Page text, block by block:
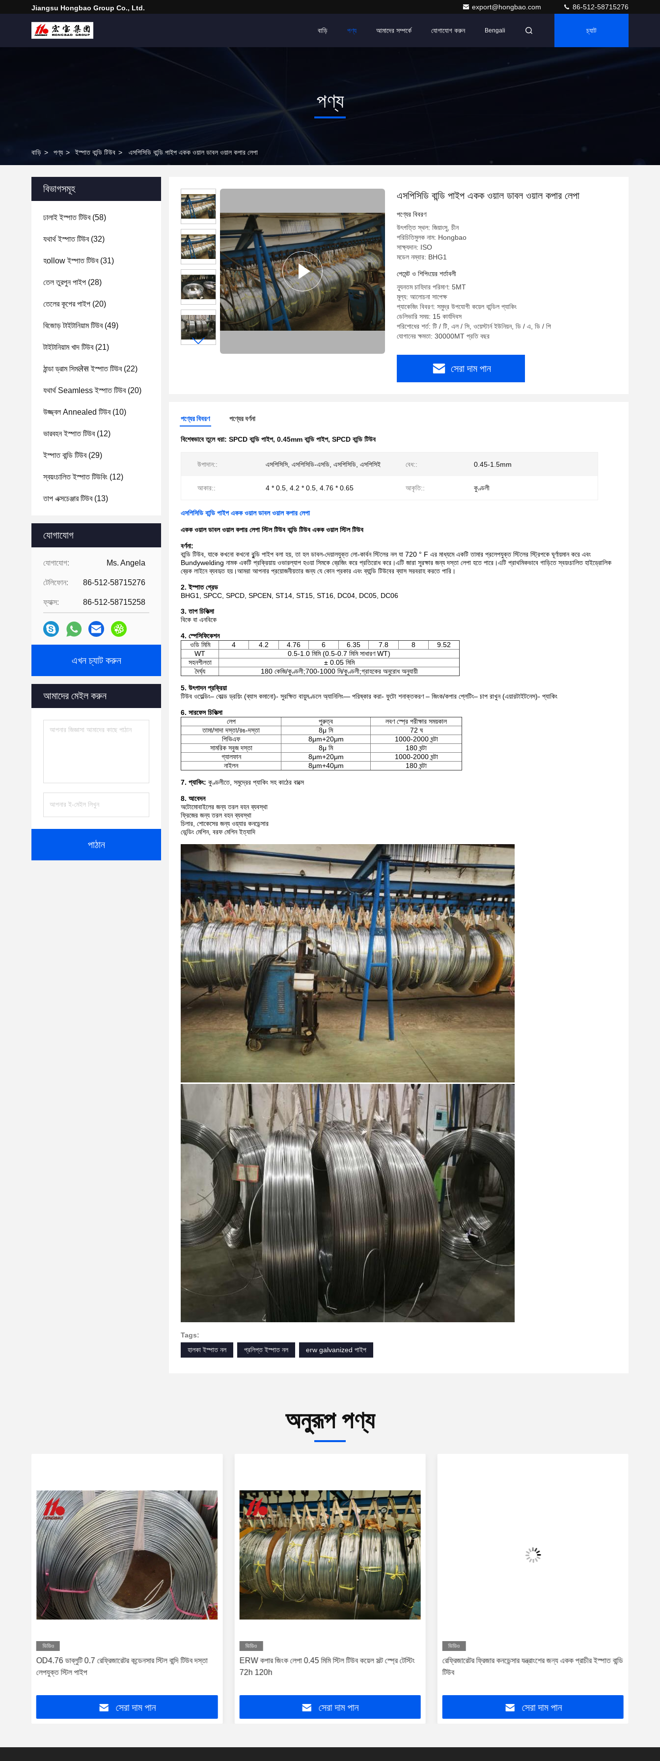
Jiangsu Hongbao Group Co., Ltd. export@hongbao.com 86-512-58715276
বাড়ি পণ্য আমাদের সম্পর্কে যোগাযোগ করুন Bengali চ্যাট
পণ্য
বাড়ি > পণ্য > ইস্পাত বান্ডি টিউব > এসপিসিডি বান্ডি পাইপ একক ওয়াল ডাবল ওয়াল কপার লেপা
বিভাগসমূহ
ঢালাই ইস্পাত টিউব(58)
যথার্থ ইস্পাত টিউব(32)
হollow ইস্পাত টিউব(31)
তেল তুরপুন পাইপ (28)
তেলের কূপের পাইপ (20)
বিজোড় টাইটানিয়াম টিউব(49)
টাইটানিয়াম খাদ টিউব(21)
ঠান্ডা ড্রাম সিমलेस ইস্পাত টিউব(22)
যথার্থ Seamless ইস্পাত টিউব(20)
উজ্জ্বল Annealed টিউব(10)
ভারবহন ইস্পাত টিউব(12)
ইস্পাত বান্ডি টিউব(29)
স্বয়ংচালিত ইস্পাত টিউবিং (12)
তাপ এক্সচেঞ্জার টিউব(13)
যোগাযোগ
যোগাযোগ: Ms. Angela
টেলিফোন: 86-512-58715276
ফ্যাক্স: 86-512-58715258
এখন চ্যাট করুন
আমাদের মেইল করুন
পাঠান
এসপিসিডি বান্ডি পাইপ একক ওয়াল ডাবল ওয়াল কপার লেপা
পণ্যের বিবরণ
উৎপত্তি স্থল: জিয়াংসু, চীন
পরিচিতিমুলক নাম: Hongbao
সাক্ষ্যদান: ISO
মডেল নম্বার: BHG1
পেমেন্ট ও শিপিংয়ের শর্তাবলী
ন্যূনতম চাহিদার পরিমাণ: 5MT
মূল্য: আলোচনা সাপেক্ষ
প্যাকেজিং বিবরণ: সমুদ্র উপযোগী কয়েল বান্ডিল প্যাকিং
ডেলিভারি সময়: 15 কার্যদিবস
পরিশোধের শর্ত: টি / টি, এল / সি, ওয়েস্টার্ন ইউনিয়ন, ডি / এ, ডি / পি
যোগানের ক্ষমতা: 30000MT প্রতি বছর
সেরা দাম পান
পণ্যের বিবরণ পণ্যের বর্ণনা
বিশেষভাবে তুলে ধরা: SPCD বান্ডি পাইপ, 0.45mm বান্ডি পাইপ, SPCD বান্ডি টিউব
উপাদান:: এসপিসিসি, এসপিসিডি-এসডি, এসপিসিডি, এসপিসিই বেধ:: 0.45-1.5mm
আকার:: 4 * 0.5, 4.2 * 0.5, 4.76 * 0.65 আকৃতি:: কুণ্ডলী
এসপিসিডি বান্ডি পাইপ একক ওয়াল ডাবল ওয়াল কপার লেপা
একক ওয়াল ডাবল ওয়াল কপার লেপা স্টিল টিউব বান্ডি টিউব একক ওয়াল স্টিল টিউব
বর্ণনা:
বান্ডি টিউব, যাকে কখনো কখনো বুন্ডি পাইপ বলা হয়, তা হল ডাবল-দেয়ালযুক্ত লো-কার্বন স্টিলের নল যা 720 ° F এর মাধ্যমে একটি তামার প্রলেপযুক্ত স্টিলের স্ট্রিপকে ঘূর্ণায়মান করে এবং
Bundywelding নামক একটি প্রক্রিয়ায় ওভারল্যাপ হওয়া সিমকে ব্রেজিং করে প্রতিরোধ করে।এটি জারা সুরক্ষার জন্য দস্তা লেপা হতে পারে।এটি প্রাথমিকভাবে গাড়িতে স্বয়ংচালিত হাইড্রোলিক
ব্রেক লাইনে ব্যবহৃত হয়।আমরা আপনার প্রয়োজনীয়তার জন্য যে কোন প্রকার এবং ব্যান্ডি টিউবের ব্যাস সরবরাহ করতে পারি।
2. ইস্পাত গ্রেড
BHG1, SPCC, SPCD, SPCEN, ST14, ST15, ST16, DC04, DC05, DC06
3. তাপ চিকিত্সা
বিকে বা এনবিকে
4. স্পেসিফিকেশন
ওডি মিমি
4 4.2 4.76 6 6.35 7.8 8
9.52
WT
0.5-1.0 মিমি (0.5-0.7 মিমি সাধারণ WT)
সহনশীলতা
± 0.05 মিমি
দৈর্ঘ্য
180 কেজি/কুণ্ডলী;700-1000 মি/কুণ্ডলী;গ্রাহকের অনুরোধ অনুযায়ী
5. উৎপাদন প্রক্রিয়া
টিউব ওয়েল্ডিং– কোল্ড ড্রয়িং (ব্যাস কমানো)- সুরক্ষিত বায়ুমণ্ডলে অ্যানিলিং— পরিষ্কার করা- ফুটো শনাক্তকরণ – জিংক/কপার প্লেটিং– চাপ রাখুন (এয়ারটাইটনেস)- প্যাকিং
6. সারফেস চিকিত্সা
লেপ
পুরুত্ব
লবণ স্প্রে পরীক্ষার সময়কাল
তামা/সাদা দস্তা/রঙ-দস্তা
8μ মি
72 ঘ
পিভিএফ
8μm+20μm
1000-2000 ঘন্টা
সামরিক সবুজ দস্তা
8μ মি
180 ঘন্টা
গ্যালফান
8μm+20μm
1000-2000 ঘন্টা
নাইলন
8μm+40μm 180 ঘন্টা
7. প্যাকিং: কুণ্ডলীতে, সমুদ্রের প্যাকিং সহ কাঠের বাক্সে
8. আবেদন
অটোমোবাইলের জন্য তরল বহন ব্যবস্থা
ফ্রিজের জন্য তরল বহন ব্যবস্থা
চিলার, শোকেসের জন্য ওয়্যার কনডেন্সার
ভেন্ডিং মেশিন, বরফ মেশিন ইত্যাদি
Tags:
হালকা ইস্পাত নল
প্রলিপ্ত ইস্পাত নল erw galvanized পাইপ
অনুরূপ পণ্য
ভিডিও
OD4.76 ডাব্লুটি 0.7 রেফ্রিজারেটর কন্ডেনসার স্টিল বান্দি টিউব দস্তা
লেপযুক্ত স্টিল পাইপ
সেরা দাম পান
ভিডিও
ERW কপার জিংক লেপা 0.45 মিমি স্টিল টিউব কয়েল সল্ট স্প্রে টেস্টিং
72h 120h
সেরা দাম পান
ভিডিও
রেফ্রিজারেটর ফ্রিজার কনডেন্সার যন্ত্রাংশের জন্য একক প্রাচীর ইস্পাত বান্ডি
টিউব
সেরা দাম পান